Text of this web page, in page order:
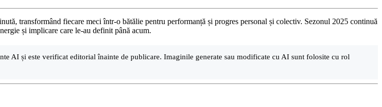
transformând fiecare meci într-o bătălie pentru performanță și progres personal și colectiv. Sezonul 2025 continuă
și implicare care le-au definit până acum.
AI și este verificat editorial înainte de publicare. Imaginile generate sau modificate cu AI sunt folosite cu rol